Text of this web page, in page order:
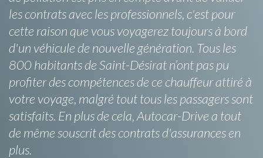
les contrats avec les professionnels, c'est pour
cette raison que vous voyagerez toujours à bord
d'un véhicule de nouvelle génération. Tous les
800 habitants de Saint-Désirat n’ont pas pu
profiter des compétences de ce chauffeur attiré à
votre voyage, malgré tout tous les passagers sont
satisfaits. En plus de cela, Autocar-Drive a tout
de même souscrit des contrats d'assurances en
plus.